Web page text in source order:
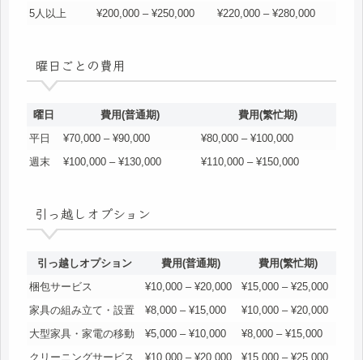
5人以上
¥200,000 – ¥250,000 ¥220,000 – ¥280,000
曜日ごとの費用
曜日 費用(普通期)
費用(繁忙期)
平日
¥70,000 – ¥90,000
¥80,000 – ¥100,000
週末
¥100,000 – ¥130,000 ¥110,000 – ¥150,000
引っ越しオプション
引っ越しオプション 費用(普通期)
費用(繁忙期)
梱包サービス
¥10,000 – ¥20,000
¥15,000 – ¥25,000
家具の組み立て・設置
¥8,000 – ¥15,000
¥10,000 – ¥20,000
大型家具・家電の移動
¥5,000 – ¥10,000
¥8,000 – ¥15,000
クリーニングサービス
¥10,000 – ¥20,000 ¥15,000 – ¥25,000